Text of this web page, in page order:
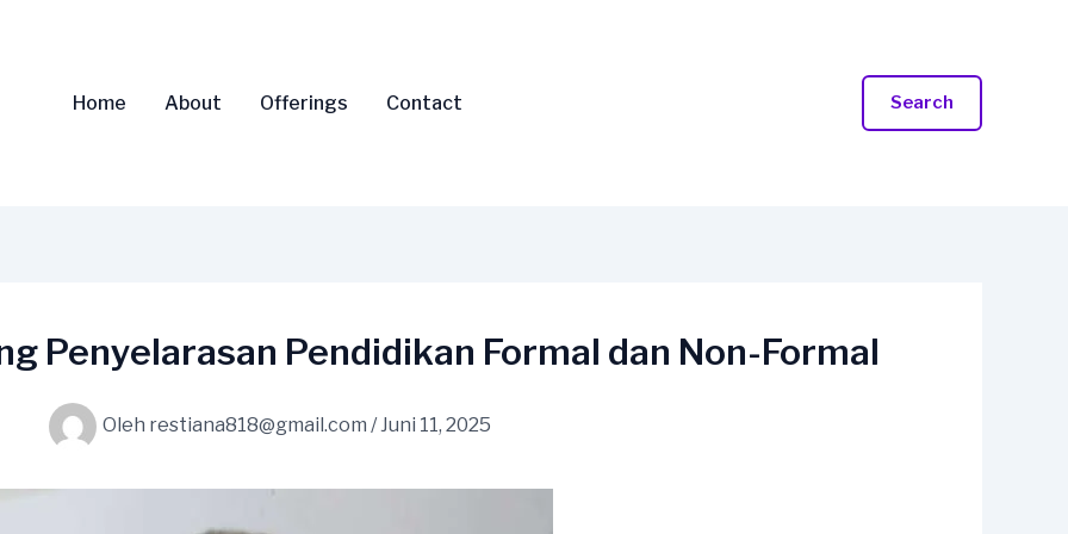
Home About Offerings Contact Search
Penyelarasan Pendidikan Formal dan Non-Formal
Oleh restiana818@gmail.com /Juni 11, 2025